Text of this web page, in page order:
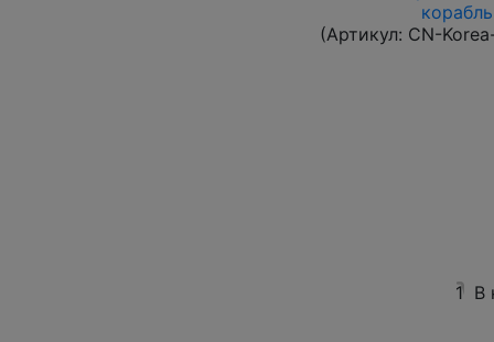
(Артикул: CN-
1 В